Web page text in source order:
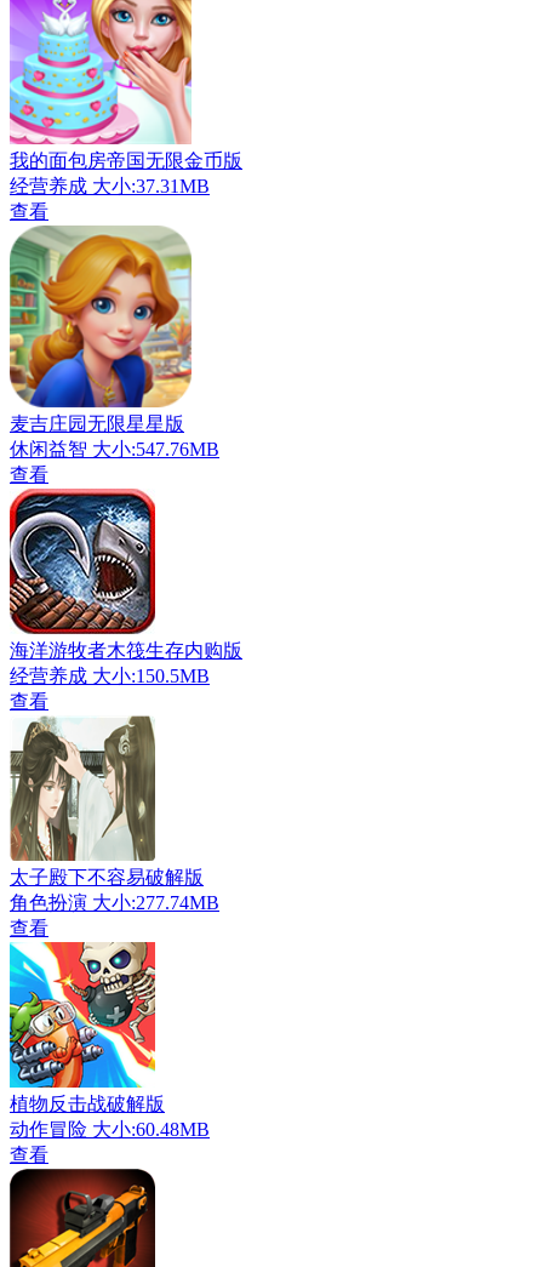
我的面包房帝国无限金币版
经营养成 大小:37.31MB
查看
麦吉庄园无限星星版
休闲益智 大小:547.76MB
查看
海洋游牧者木筏生存内购版
经营养成 大小:150.5MB
查看
太子殿下不容易破解版
角色扮演 大小:277.74MB
查看
植物反击战破解版
动作冒险 大小:60.48MB
查看